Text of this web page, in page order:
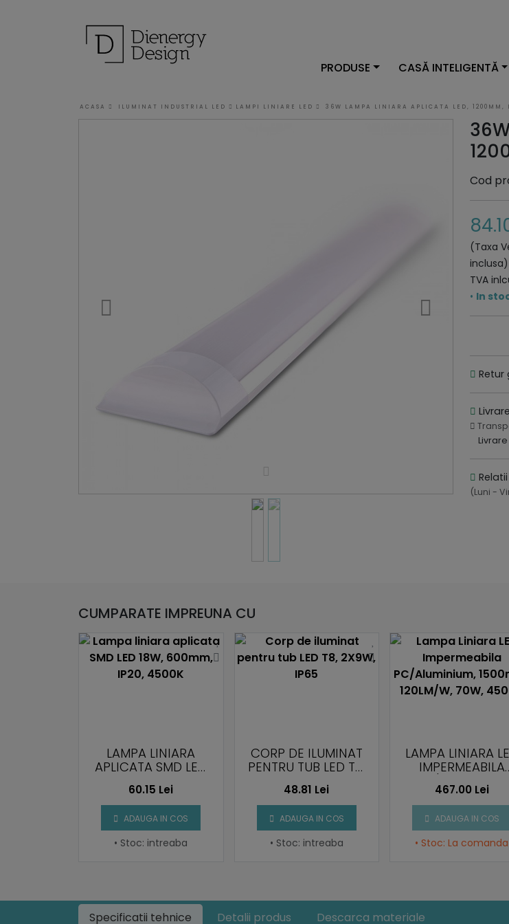
PRODUSE CASĂ INTELIGENTĂ
ACASA ILUMINAT INDUSTRIAL LED LAMPI LINIARE LED 36W LAMPA LINIARA APLICATA LED, 1200MM,
Cod
(Taxa
inclusa)
TVA
• In
Retur
(Luni -
CUMPARATE IMPREUNA CU
LAMPA LINIARA
APLICATA SMD LED
18W, 600MM, IP20,
4500K
60.15 Lei
ADAUGA IN COS
• Stoc: intreaba
CORP DE ILUMINAT
PENTRU TUB LED T8,
2X9W, IP65
48.81 Lei
ADAUGA IN COS
• Stoc: intreaba
LAMPA LINIARA
IMPERMEABILA
PC/ALUMINIUM,
1500MM, 120LM/W,
70W, 4500K
467.00 Lei
ADAUGA IN COS
• Stoc: La comanda
Specificatii tehnice Detalii produs Descarca materiale